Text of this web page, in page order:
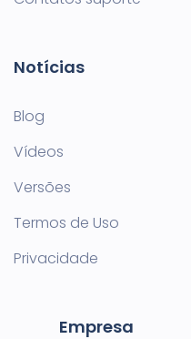
Notícias
Blog
Vídeos
Versões
Termos de Uso
Privacidade
Empresa